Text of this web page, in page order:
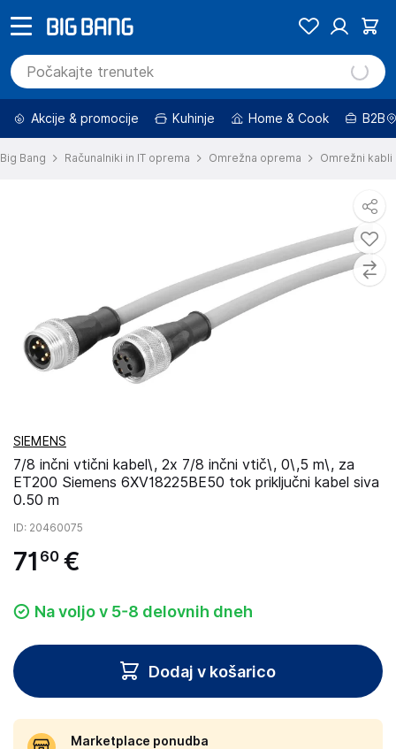
Akcije & promocije Kuhinje Home & Cook B2B
Big Bang Računalniki in IT oprema Omrežna oprema Omrežni kabli
SIEMENS
7/8 inčni vtični kabel\, 2x 7/8 inčni vtič\, 0\,5 m\, za
ET200 Siemens 6XV18225BE50 tok priključni kabel siva
0.50 m
ID: 20460075
71 60 €
Na voljo v 5-8 delovnih dneh
Dodaj v košarico
Marketplace ponudba